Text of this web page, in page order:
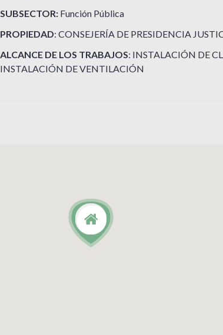
SUBSECTOR: Función Pública
PROPIEDAD: CONSEJERÍA DE PRESIDENCIA
ALCANCE DE LOS TRABAJOS: INSTALACIÓN DE
INSTALACIÓN DE VENTILACIÓN